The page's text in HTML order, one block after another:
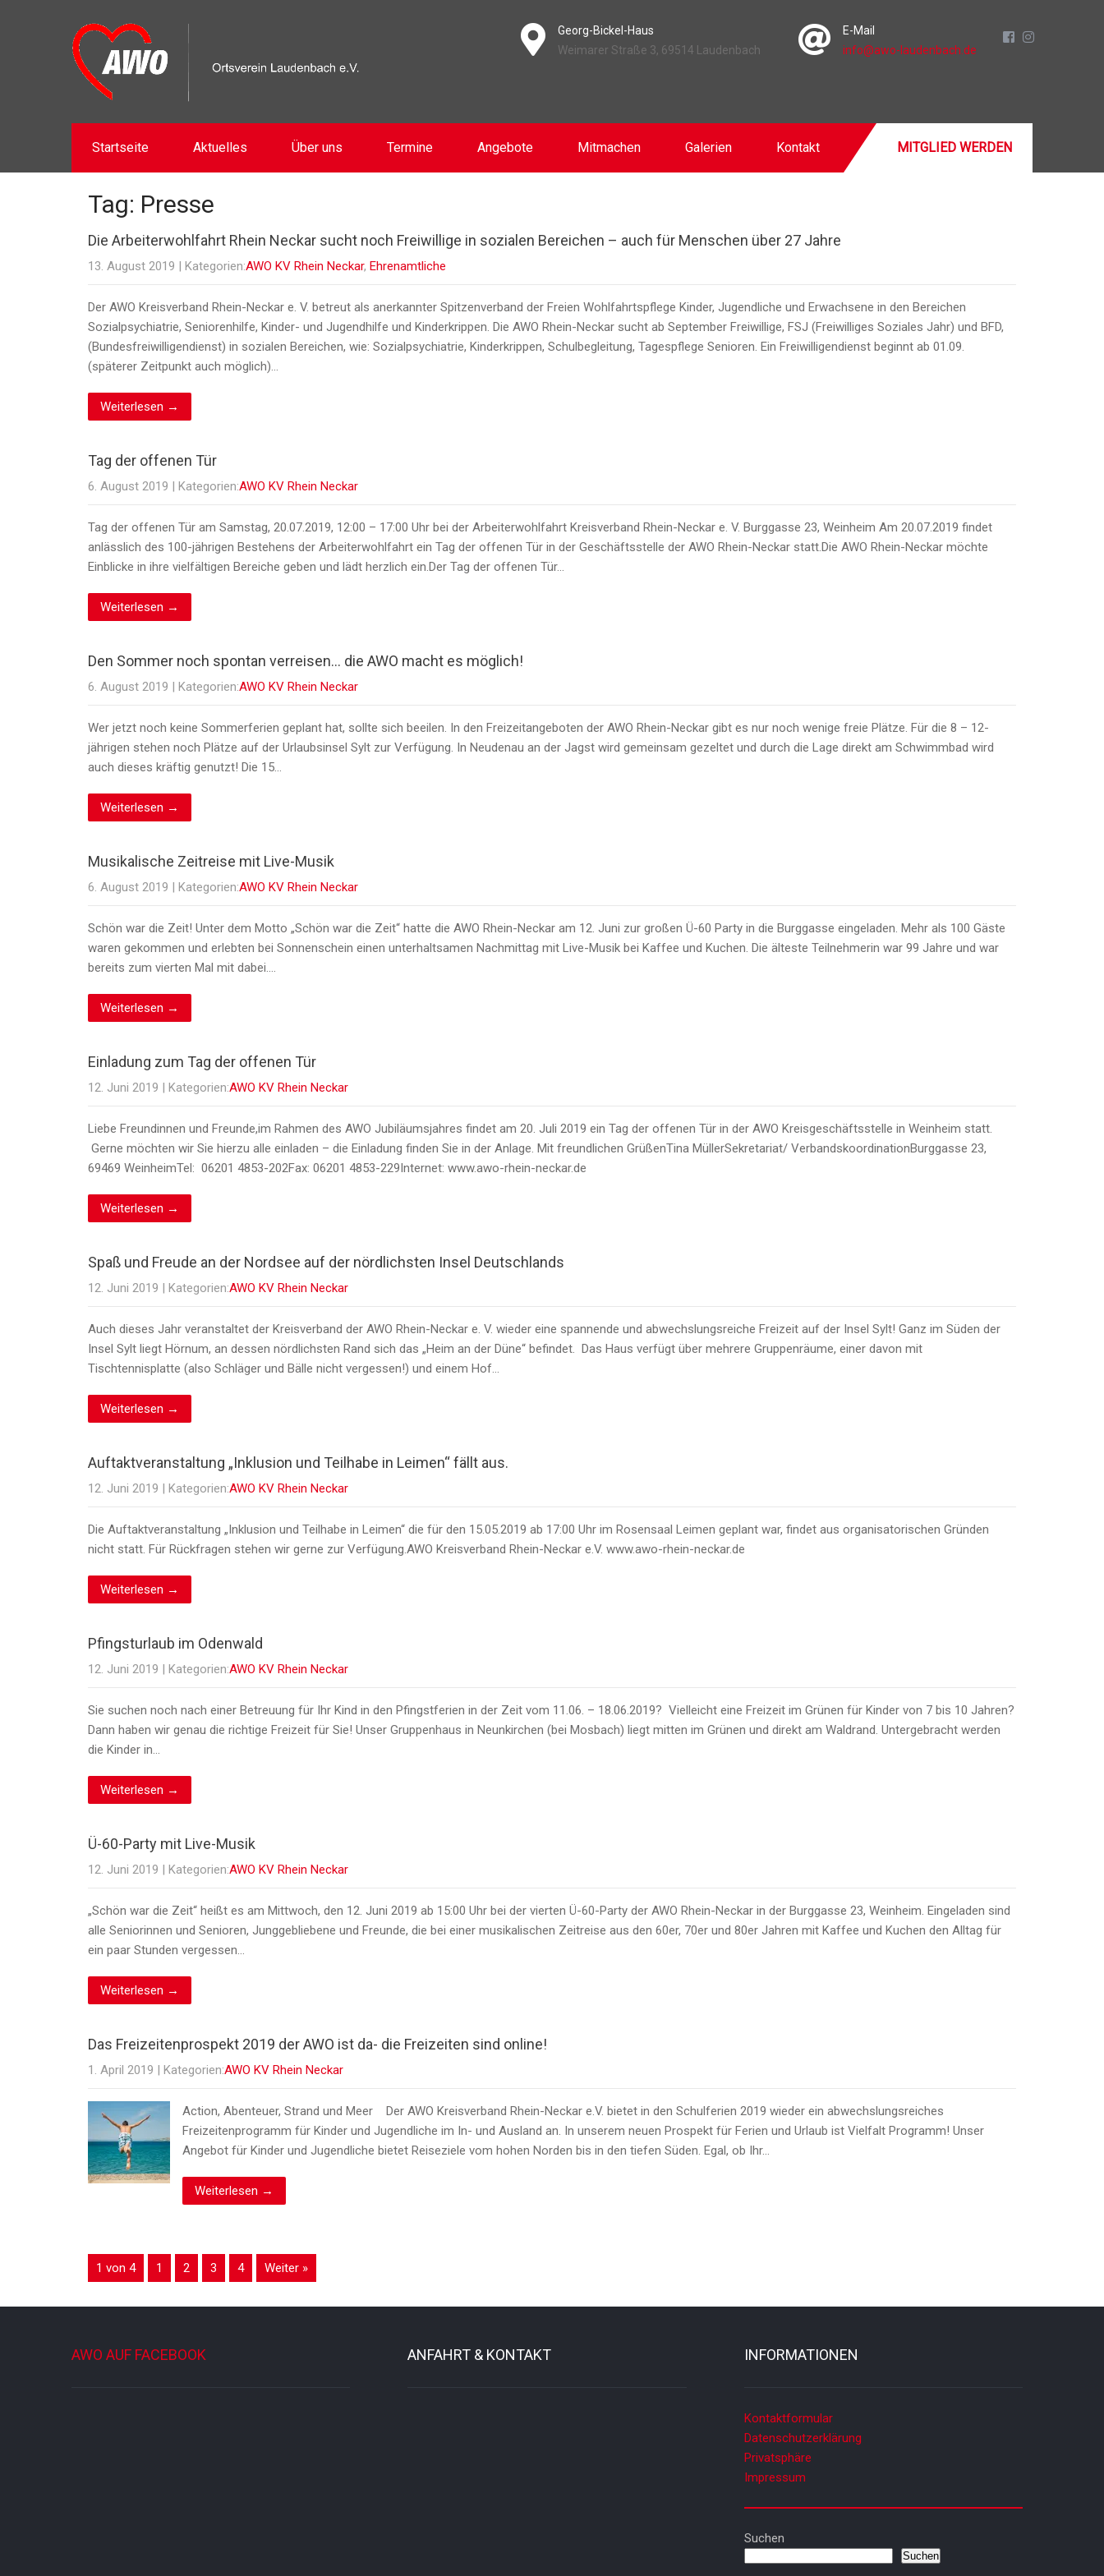
Georg-Bickel-Haus
Weimarer Straße 3, 69514 Laudenbach
E-Mail
info@awo-laudenbach.de
Startseite Aktuelles Über uns Termine Angebote Mitmachen Galerien Kontakt MITGLIED WERDEN
Tag: Presse
Die Arbeiterwohlfahrt Rhein Neckar sucht noch Freiwillige in sozialen Bereichen – auch für Menschen über 27 Jahre
13. August 2019 | Kategorien:AWO KV Rhein Neckar, Ehrenamtliche
Der AWO Kreisverband Rhein-Neckar e. V. betreut als anerkannter Spitzenverband der Freien Wohlfahrtspflege Kinder, Jugendliche und Erwachsene in den Bereichen
Sozialpsychiatrie, Seniorenhilfe, Kinder- und Jugendhilfe und Kinderkrippen. Die AWO Rhein-Neckar sucht ab September Freiwillige, FSJ (Freiwilliges Soziales Jahr) und BFD,
(Bundesfreiwilligendienst) in sozialen Bereichen, wie: Sozialpsychiatrie, Kinderkrippen, Schulbegleitung, Tagespflege Senioren. Ein Freiwilligendienst beginnt ab 01.09.
(späterer Zeitpunkt auch möglich)…
Weiterlesen →
Tag der offenen Tür
6. August 2019 | Kategorien:AWO KV Rhein Neckar
Tag der offenen Tür am Samstag, 20.07.2019, 12:00 – 17:00 Uhr bei der Arbeiterwohlfahrt Kreisverband Rhein-Neckar e. V. Burggasse 23, Weinheim Am 20.07.2019 findet
anlässlich des 100-jährigen Bestehens der Arbeiterwohlfahrt ein Tag der offenen Tür in der Geschäftsstelle der AWO Rhein-Neckar statt.Die AWO Rhein-Neckar möchte
Einblicke in ihre vielfältigen Bereiche geben und lädt herzlich ein.Der Tag der offenen Tür…
Weiterlesen →
Den Sommer noch spontan verreisen… die AWO macht es möglich!
6. August 2019 | Kategorien:AWO KV Rhein Neckar
Wer jetzt noch keine Sommerferien geplant hat, sollte sich beeilen. In den Freizeitangeboten der AWO Rhein-Neckar gibt es nur noch wenige freie Plätze. Für die 8 – 12-
jährigen stehen noch Plätze auf der Urlaubsinsel Sylt zur Verfügung. In Neudenau an der Jagst wird gemeinsam gezeltet und durch die Lage direkt am Schwimmbad wird
auch dieses kräftig genutzt! Die 15…
Weiterlesen →
Musikalische Zeitreise mit Live-Musik
6. August 2019 | Kategorien:AWO KV Rhein Neckar
Schön war die Zeit! Unter dem Motto „Schön war die Zeit“ hatte die AWO Rhein-Neckar am 12. Juni zur großen Ü-60 Party in die Burggasse eingeladen. Mehr als 100 Gäste
waren gekommen und erlebten bei Sonnenschein einen unterhaltsamen Nachmittag mit Live-Musik bei Kaffee und Kuchen. Die älteste Teilnehmerin war 99 Jahre und war
bereits zum vierten Mal mit dabei….
Weiterlesen →
Einladung zum Tag der offenen Tür
12. Juni 2019 | Kategorien:AWO KV Rhein Neckar
Liebe Freundinnen und Freunde,im Rahmen des AWO Jubiläumsjahres findet am 20. Juli 2019 ein Tag der offenen Tür in der AWO Kreisgeschäftsstelle in Weinheim statt.
Gerne möchten wir Sie hierzu alle einladen – die Einladung finden Sie in der Anlage. Mit freundlichen GrüßenTina MüllerSekretariat/ VerbandskoordinationBurggasse 23,
69469 WeinheimTel: 06201 4853-202Fax: 06201 4853-229Internet: www.awo-rhein-neckar.de
Weiterlesen →
Spaß und Freude an der Nordsee auf der nördlichsten Insel Deutschlands
12. Juni 2019 | Kategorien:AWO KV Rhein Neckar
Auch dieses Jahr veranstaltet der Kreisverband der AWO Rhein-Neckar e. V. wieder eine spannende und abwechslungsreiche Freizeit auf der Insel Sylt! Ganz im Süden der
Insel Sylt liegt Hörnum, an dessen nördlichsten Rand sich das „Heim an der Düne“ befindet. Das Haus verfügt über mehrere Gruppenräume, einer davon mit
Tischtennisplatte (also Schläger und Bälle nicht vergessen!) und einem Hof…
Weiterlesen →
Auftaktveranstaltung „Inklusion und Teilhabe in Leimen“ fällt aus.
12. Juni 2019 | Kategorien:AWO KV Rhein Neckar
Die Auftaktveranstaltung „Inklusion und Teilhabe in Leimen“ die für den 15.05.2019 ab 17:00 Uhr im Rosensaal Leimen geplant war, findet aus organisatorischen Gründen
nicht statt. Für Rückfragen stehen wir gerne zur Verfügung.AWO Kreisverband Rhein-Neckar e.V. www.awo-rhein-neckar.de
Weiterlesen →
Pfingsturlaub im Odenwald
12. Juni 2019 | Kategorien:AWO KV Rhein Neckar
Sie suchen noch nach einer Betreuung für Ihr Kind in den Pfingstferien in der Zeit vom 11.06. – 18.06.2019? Vielleicht eine Freizeit im Grünen für Kinder von 7 bis 10 Jahren?
Dann haben wir genau die richtige Freizeit für Sie! Unser Gruppenhaus in Neunkirchen (bei Mosbach) liegt mitten im Grünen und direkt am Waldrand. Untergebracht werden
die Kinder in…
Weiterlesen →
Ü-60-Party mit Live-Musik
12. Juni 2019 | Kategorien:AWO KV Rhein Neckar
„Schön war die Zeit“ heißt es am Mittwoch, den 12. Juni 2019 ab 15:00 Uhr bei der vierten Ü-60-Party der AWO Rhein-Neckar in der Burggasse 23, Weinheim. Eingeladen sind
alle Seniorinnen und Senioren, Junggebliebene und Freunde, die bei einer musikalischen Zeitreise aus den 60er, 70er und 80er Jahren mit Kaffee und Kuchen den Alltag für
ein paar Stunden vergessen…
Weiterlesen →
Das Freizeitenprospekt 2019 der AWO ist da- die Freizeiten sind online!
1. April 2019 | Kategorien:AWO KV Rhein Neckar
Action, Abenteuer, Strand und Meer Der AWO Kreisverband Rhein-Neckar e.V. bietet in den Schulferien 2019 wieder ein abwechslungsreiches
Freizeitenprogramm für Kinder und Jugendliche im In- und Ausland an. In unserem neuen Prospekt für Ferien und Urlaub ist Vielfalt Programm! Unser
Angebot für Kinder und Jugendliche bietet Reiseziele vom hohen Norden bis in den tiefen Süden. Egal, ob Ihr…
Weiterlesen →
1 von 4 1 2 3 4 Weiter »
AWO AUF FACEBOOK ANFAHRT & KONTAKT INFORMATIONEN
Kontaktformular
Datenschutzerklärung
Privatsphäre
Impressum
Suchen
Suchen